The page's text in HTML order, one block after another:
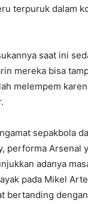
terpuruk dalam
saat ini
mereka bisa
melempem
sepakbola
performa Arsenal
adanya
pada Mikel
bertanding